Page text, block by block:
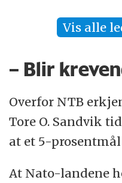
Vis alle
– Blir
Overfor NTB
Tore O. Sandvik
at et 5-
At Nato-landene